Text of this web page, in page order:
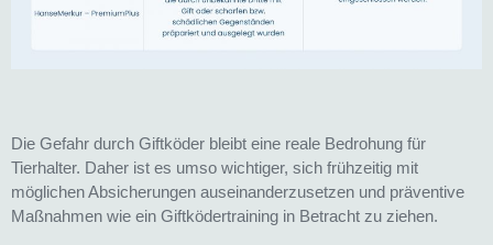
Die Gefahr durch Giftköder bleibt eine reale Bedrohung für
Tierhalter. Daher ist es umso wichtiger, sich frühzeitig mit
möglichen Absicherungen auseinanderzusetzen und präventive
Maßnahmen wie ein Giftködertraining in Betracht zu ziehen.